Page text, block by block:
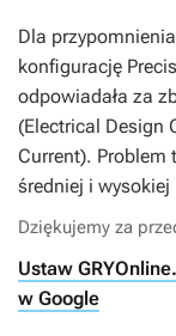
Dla
konfigurację
odpowiadała za
(Electrical Design
Current). Problem
średniej i wysokiej
Dziękujemy za
Ustaw
w Google